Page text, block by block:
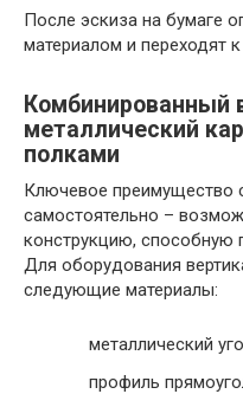
После эскиза на бумаге
материалом и переходят
Комбинированный
металлический
полками
Ключевое преимущество
самостоятельно –
конструкцию, способную
Для оборудования
следующие материалы:
металлический
профиль